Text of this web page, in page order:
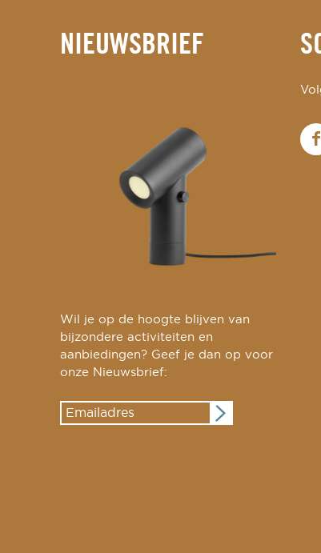
NIEUWSBRIEF
Wil je op de hoogte blijven van
bijzondere activiteiten en
aanbiedingen? Geef je dan op voor
onze Nieuwsbrief: